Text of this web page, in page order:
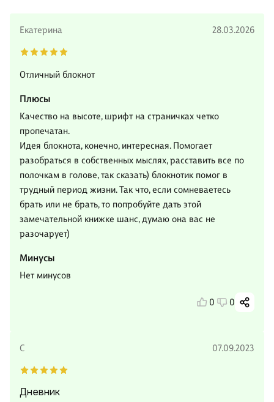
Екатерина 28.03.2026
Отличный блокнот
Плюсы
Качество на высоте, шрифт на страничках четко
пропечатан.
Идея блокнота, конечно, интересная. Помогает
разобраться в собственных мыслях, расставить все по
полочкам в голове, так сказать) блокнотик помог в
трудный период жизни. Так что, если сомневаетесь
брать или не брать, то попробуйте дать этой
замечательной книжке шанс, думаю она вас не
разочарует)
Минусы
Нет минусов
0 0
С 07.09.2023
Дневник